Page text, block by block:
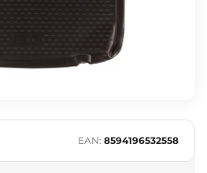
EAN: 8594196532558